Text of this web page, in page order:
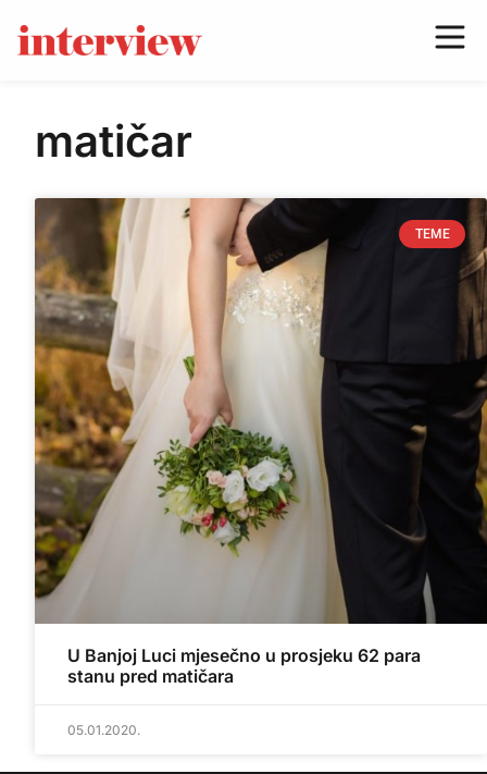
matičar
TEME
U Banjoj Luci mjesečno u prosjeku 62 para
stanu pred matičara
05.01.2020.